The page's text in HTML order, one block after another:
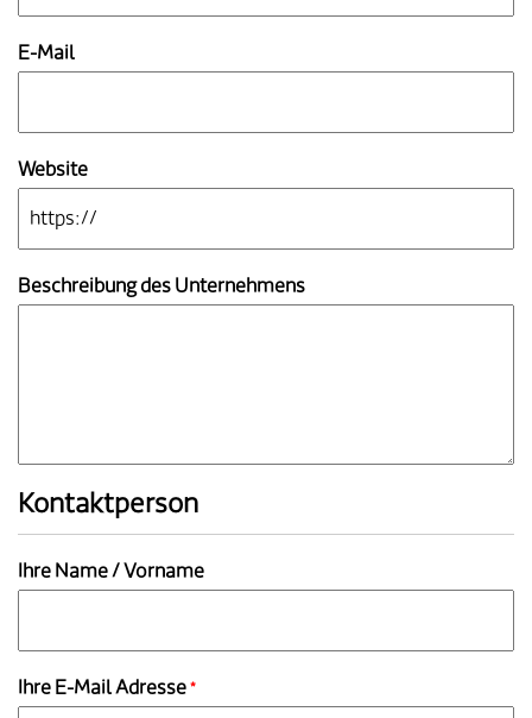
E-Mail
Website
Beschreibung des Unternehmens
Kontaktperson
Ihre Name / Vorname
Ihre E-Mail Adresse*